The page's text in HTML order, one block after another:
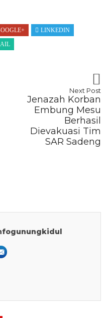
LINKEDIN
Next Post
Jenazah Korban
Embung Mesu
Berhasil
Dievakuasi Tim
SAR Sadeng